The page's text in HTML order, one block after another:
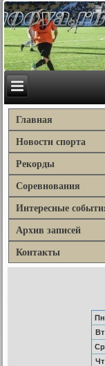
Главная
Новости спорта
Рекорды
Соревнования
Интересные
Архив записей
Контакты
Пн
Вт
Ср
Чт